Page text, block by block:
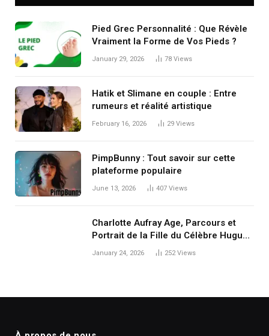
Pied Grec Personnalité : Que Révèle
Vraiment la Forme de Vos Pieds ?
January 29, 2026 78 Views
Hatik et Slimane en couple : Entre
rumeurs et réalité artistique
February 16, 2026 29 Views
PimpBunny : Tout savoir sur cette
plateforme populaire
June 13, 2026 407 Views
Charlotte Aufray Age, Parcours et
Portrait de la Fille du Célèbre Hugues
Aufray
January 24, 2026 252Views